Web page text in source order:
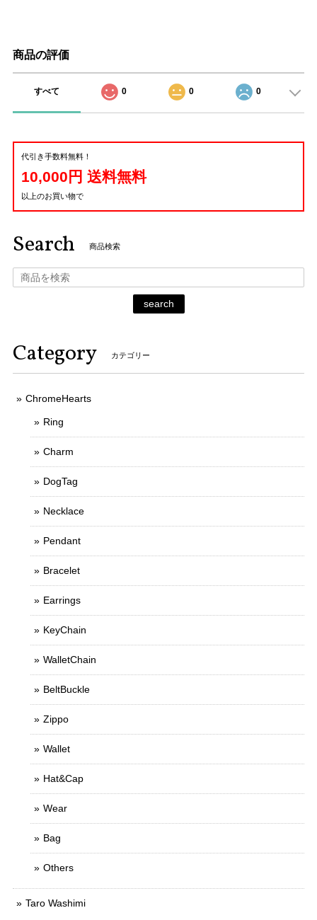
商品の評価
すべて 0 0 0
代引き手数料無料！
10,000円 送料無料
以上のお買い物で
Search 商品検索
search
Category カテゴリー
ChromeHearts
Ring
Charm
DogTag
Necklace
Pendant
Bracelet
Earrings
KeyChain
WalletChain
BeltBuckle
Zippo
Wallet
Hat&Cap
Wear
Bag
Others
Taro Washimi